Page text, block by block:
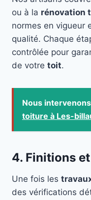
ou à la rénovation
normes en vigueur
qualité. Chaque
contrôlée pour
de votre toit.
Nous
toiture à Les-
4. Finitions
Une fois les
des vérifications